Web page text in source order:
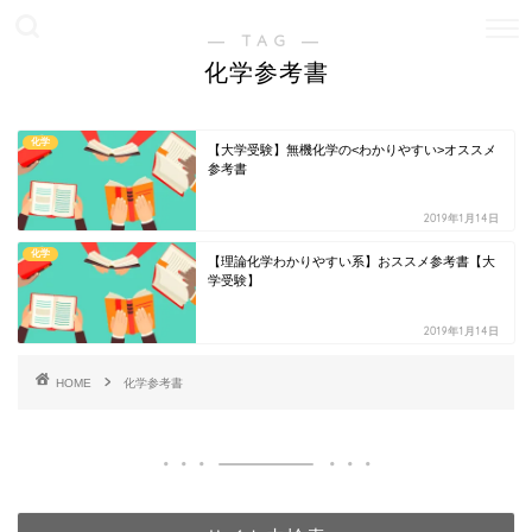
― TAG ―
化学参考書
化学
【大学受験】無機化学の<わかりやすい>オススメ
参考書
2019年1月14日
化学
【理論化学わかりやすい系】おススメ参考書【大
学受験】
2019年1月14日
HOME 化学参考書